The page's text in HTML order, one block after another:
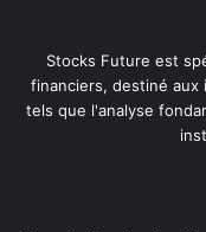
Stocks Future est
financiers, destiné aux
tels que l'analyse